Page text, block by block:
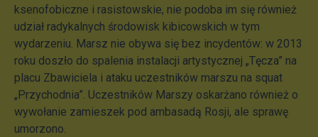
ksenofobiczne i rasistowskie, nie podoba im się również
udział radykalnych środowisk kibicowskich w tym
wydarzeniu. Marsz nie obywa się bez incydentów: w 2013
roku doszło do spalenia instalacji artystycznej „Tęcza” na
placu Zbawiciela i ataku uczestników marszu na squat
„Przychodnia”. Uczestników Marszy oskarżano również o
wywołanie zamieszek pod ambasadą Rosji, ale sprawę
umorzono.